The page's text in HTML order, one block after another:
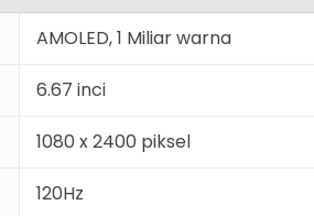
AMOLED, 1 Miliar warna
6.67 inci
1080 x 2400 piksel
120Hz